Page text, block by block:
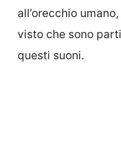
all’orecchio
visto che sono
questi suoni.